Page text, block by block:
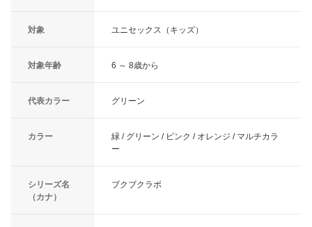
対象 ユニセックス（キッズ）
対象年齢 6 ～ 8歳から
代表カラー グリーン
カラー
緑 / グリーン / ピンク / オレンジ / マルチカラ
ー
シリーズ名
（カナ）
ブクブクラボ